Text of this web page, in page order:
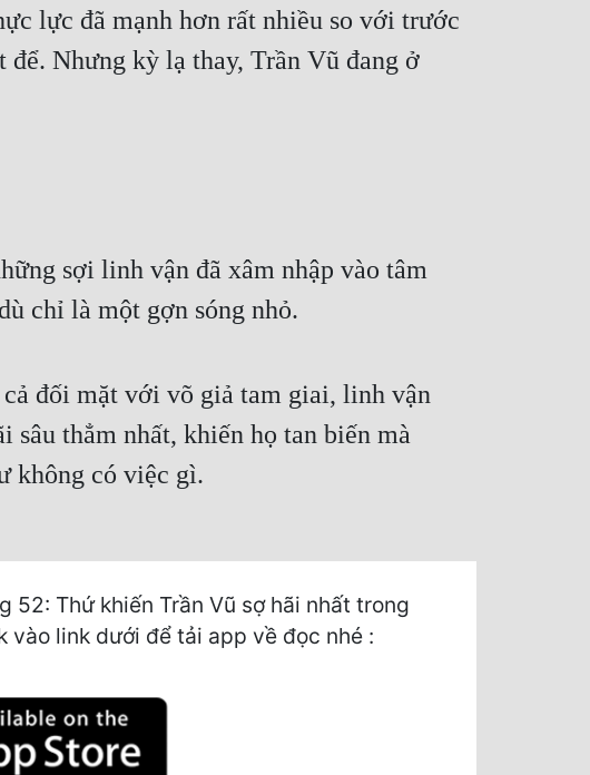
lực đã mạnh hơn rất nhiều so với trước
Nhưng kỳ lạ thay, Trần Vũ đang ở
sợi linh vận đã xâm nhập vào tâm
chỉ là một gợn sóng nhỏ.
đối mặt với võ giả tam giai, linh vận
sâu thẳm nhất, khiến họ tan biến mà
không có việc gì.
52: Thứ khiến Trần Vũ sợ hãi nhất trong
link dưới để tải app về đọc nhé :